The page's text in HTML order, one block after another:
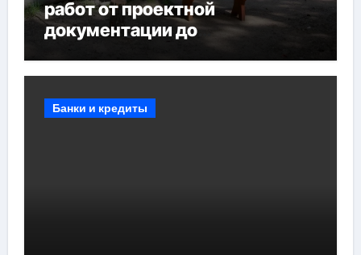
работ от проектной
документации до
мероприятий и обустройства
Банки и кредиты